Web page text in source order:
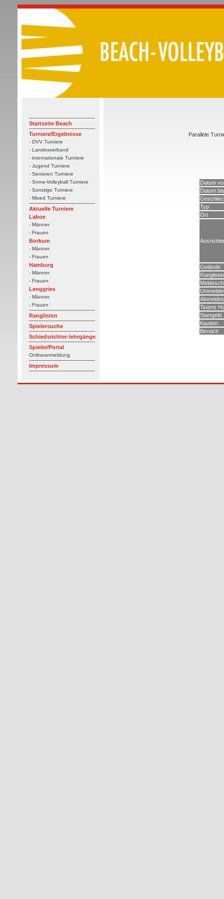
Startseite Beach
Turniere/Ergebnisse
- DVV Turniere
- Landesverband
- internationale Turniere
- Jugend Turniere
- Senioren Turniere
- Snow-Volleyball Turniere
- Sonstige Turniere
- Mixed Turniere
Aktuelle Turniere
Laboe
- Männer
- Frauen
Borkum
- Männer
- Frauen
Hamburg
- Männer
- Frauen
Lenggries
- Männer
- Frauen
Ranglisten
Spielersuche
Schiedsrichter-lehrgänge
Spieler/Portal
Onlineanmeldung
Impressum
Parallele
Datum
Datum bis
Typ
Ort
Gelände
Teams
Startgeld
Kaution
Bereich